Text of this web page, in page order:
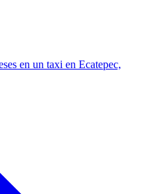
en un taxi en Ecatepec,